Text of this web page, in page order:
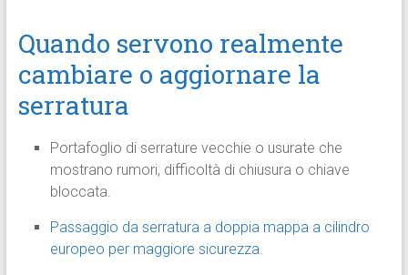
Quando servono realmente
cambiare o aggiornare la
serratura
Portafoglio di serrature vecchie o usurate che
mostrano rumori, difficoltà di chiusura o chiave
bloccata.
Passaggio da serratura a doppia mappa a cilindro
europeo per maggiore sicurezza.